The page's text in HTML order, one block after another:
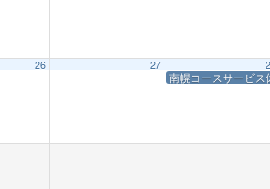
26 27
南幌コースサービス